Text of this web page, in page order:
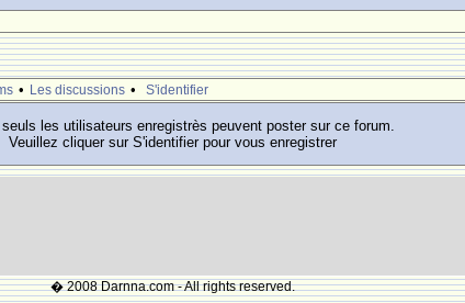
• Les discussions • S'identifier
seuls les utilisateurs enregistrès peuvent poster sur ce forum.
Veuillez cliquer sur S'identifier pour vous enregistrer
� 2008 Darnna.com - All rights reserved.